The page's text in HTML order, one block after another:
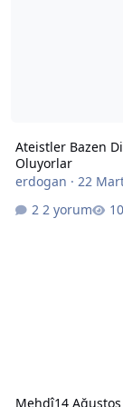
Ateistler Bazen
Oluyorlar
erdogan · 22
2 yorum
Mehdî14